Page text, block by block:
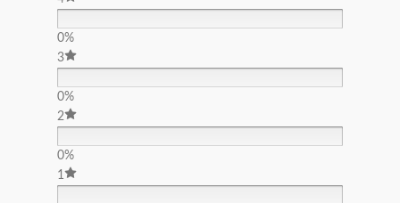
0%
3
0%
2
0%
1